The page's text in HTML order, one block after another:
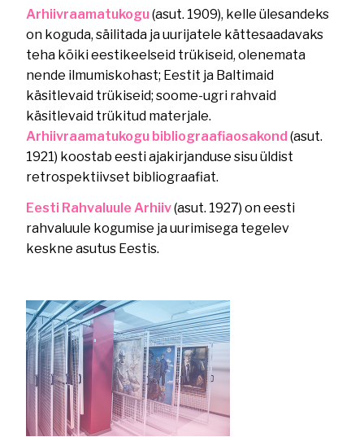
Arhiivraamatukogu (asut. 1909), kelle ülesandeks
on koguda, säilitada ja uurijatele kättesaadavaks
teha kõiki eestikeelseid trükiseid, olenemata
nende ilmumiskohast; Eestit ja Baltimaid
käsitlevaid trükiseid; soome-ugri rahvaid
käsitlevaid trükitud materjale.
Arhiivraamatukogu bibliograafiaosakond (asut.
1921) koostab eesti ajakirjanduse sisu üldist
retrospektiivset bibliograafiat.
Eesti Rahvaluule Arhiiv(asut. 1927) on eesti
rahvaluule kogumise ja uurimisega tegelev
keskne asutus Eestis.